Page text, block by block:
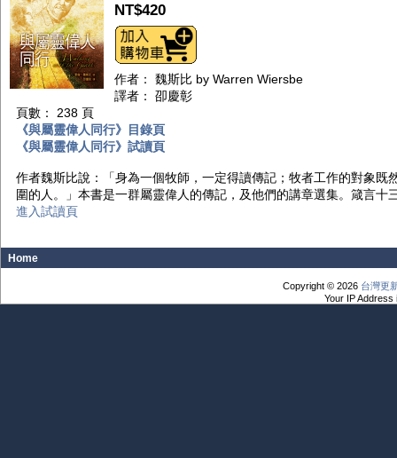
NT$420
作者： 魏斯比 by Warren Wiersbe
譯者： 卲慶彰
頁數： 238 頁
《與屬靈偉人同行》目錄頁
《與屬靈偉人同行》試讀頁
作者魏斯比說：「身為一個牧師，一定得讀傳記；牧者工作的對象
圍的人。」本書是一群屬靈偉人的傳記，及他們的講章選集。箴言
進入試讀頁
Home
Copyright © 2026 台灣更
Your IP Address